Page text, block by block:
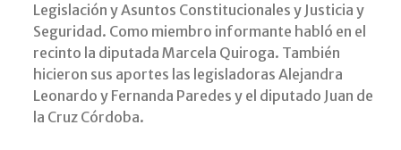
Legislación y Asuntos Constitucionales y Justicia y
Seguridad. Como miembro informante habló en el
recinto la diputada Marcela Quiroga. También
hicieron sus aportes las legisladoras Alejandra
Leonardo y Fernanda Paredes y el diputado Juan de
la Cruz Córdoba.